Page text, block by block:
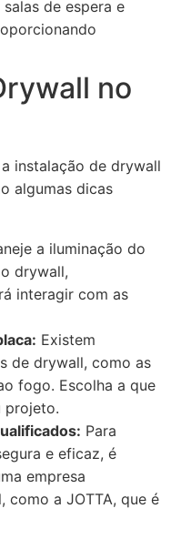
de espera e
no
instalação de drywall
algumas dicas
a iluminação do
drywall,
interagir com as
Existem
de drywall, como as
fogo. Escolha a que
projeto.
Para
e eficaz, é
empresa
como a JOTTA, que é